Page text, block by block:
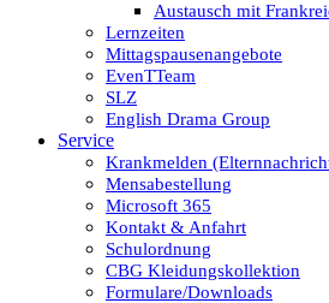
Austausch mit
Lernzeiten
Mittagspausenangebote
EvenTTeam
SLZ
English Drama Group
Service
Krankmelden
Mensabestellung
Microsoft 365
Kontakt & Anfahrt
Schulordnung
CBG Kleidungskollektion
Formulare/Downloads